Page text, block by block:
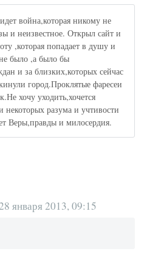
война,которая никому не
и неизвестное. Открыл сайт и
,которая попадает в душу и
было ,а было бы
и за близких,которых сейчас
город.Проклятые фаресеи
хочу уходить,хочется
разума и учтивости
Веры,правды и милосердия.
января 2013, 09:15